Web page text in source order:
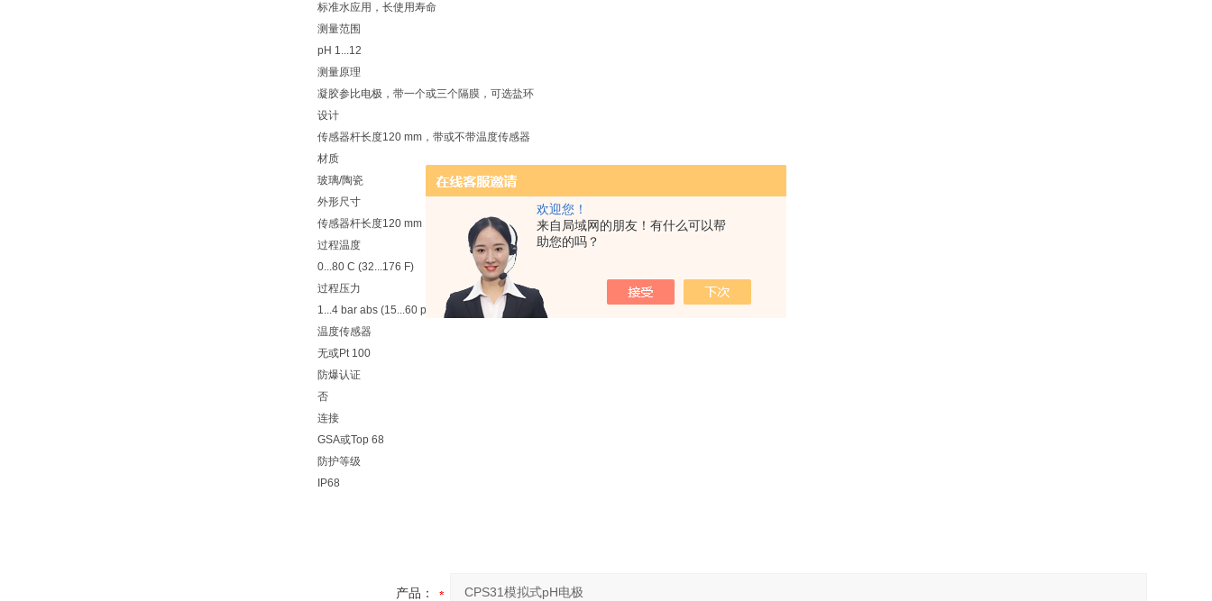
欢迎您！
来自局域网的朋友！有什么可以帮
助您的吗？
标准水应用，长使用寿命
测量范围
pH 1...12
测量原理
凝胶参比电极，带一个或三个隔膜，可选盐环
设计
传感器杆长度120 mm，带或不带温度传感器
材质
玻璃/陶瓷
外形尺寸
传感器杆长度120 mm
过程温度
0...80 C (32...176 F)
过程压力
1...4 bar abs (15...60 psi)
温度传感器
无或Pt 100
防爆认证
否
连接
GSA或Top 68
防护等级
IP68
产品：